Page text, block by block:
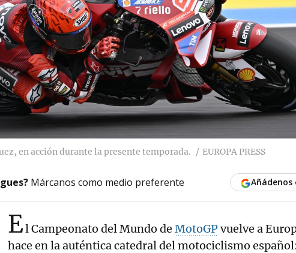
en acción durante la presente temporada. EUROPA PRESS
Márcanos como medio preferente Añádenos
El Campeonato del Mundo de MotoGPvuelve a
hace en la auténtica catedral del motociclismo